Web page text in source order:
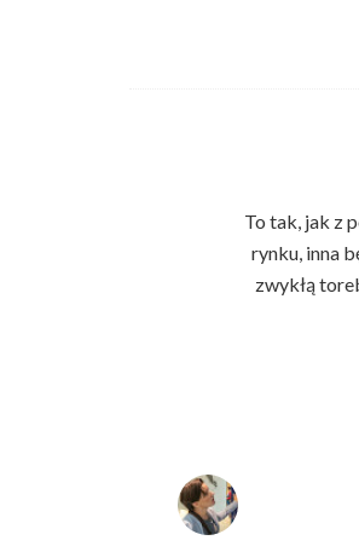
To tak, jak z
rynku, inna
zwykłą